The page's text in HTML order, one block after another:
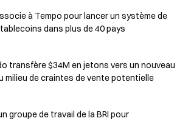
à Tempo pour lancer un système de
dans plus de 40 pays
en jetons vers un nouveau
milieu de craintes de vente potentielle
groupe de travail de la BRI pour